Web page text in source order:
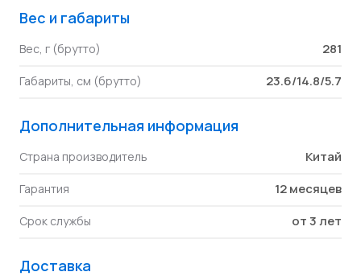
Вес и габариты
Вес, г (брутто) 281
Габариты, см (брутто) 23.6/14.8/5.7
Дополнительная информация
Страна производитель Китай
Гарантия 12 месяцев
Срок службы от 3 лет
Доставка